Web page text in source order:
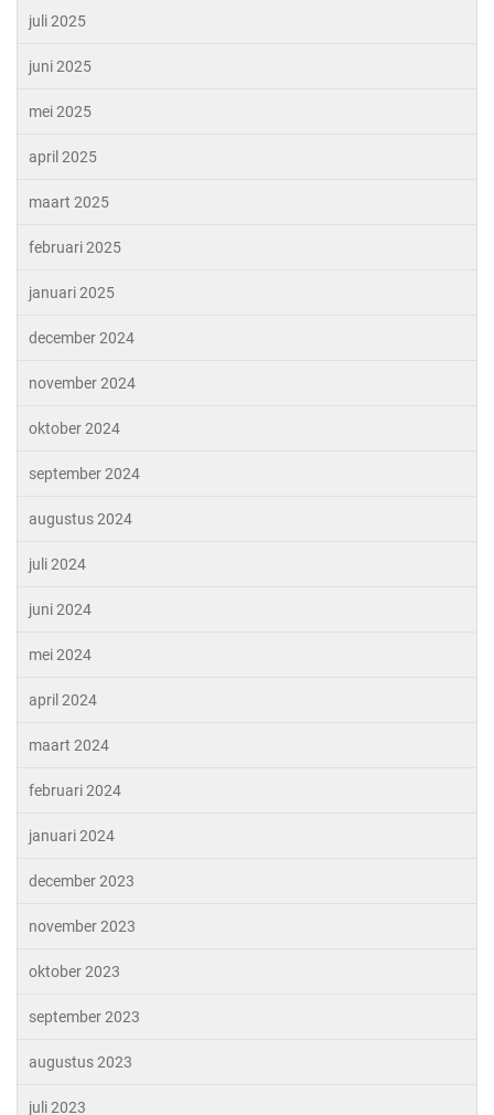
juli 2025
juni 2025
mei 2025
april 2025
maart 2025
februari 2025
januari 2025
december 2024
november 2024
oktober 2024
september 2024
augustus 2024
juli 2024
juni 2024
mei 2024
april 2024
maart 2024
februari 2024
januari 2024
december 2023
november 2023
oktober 2023
september 2023
augustus 2023
juli 2023